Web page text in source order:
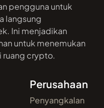
pengguna untuk
langsung
Ini menjadikan
untuk menemukan
ruang crypto.
Perusahaan
Penyangkalan